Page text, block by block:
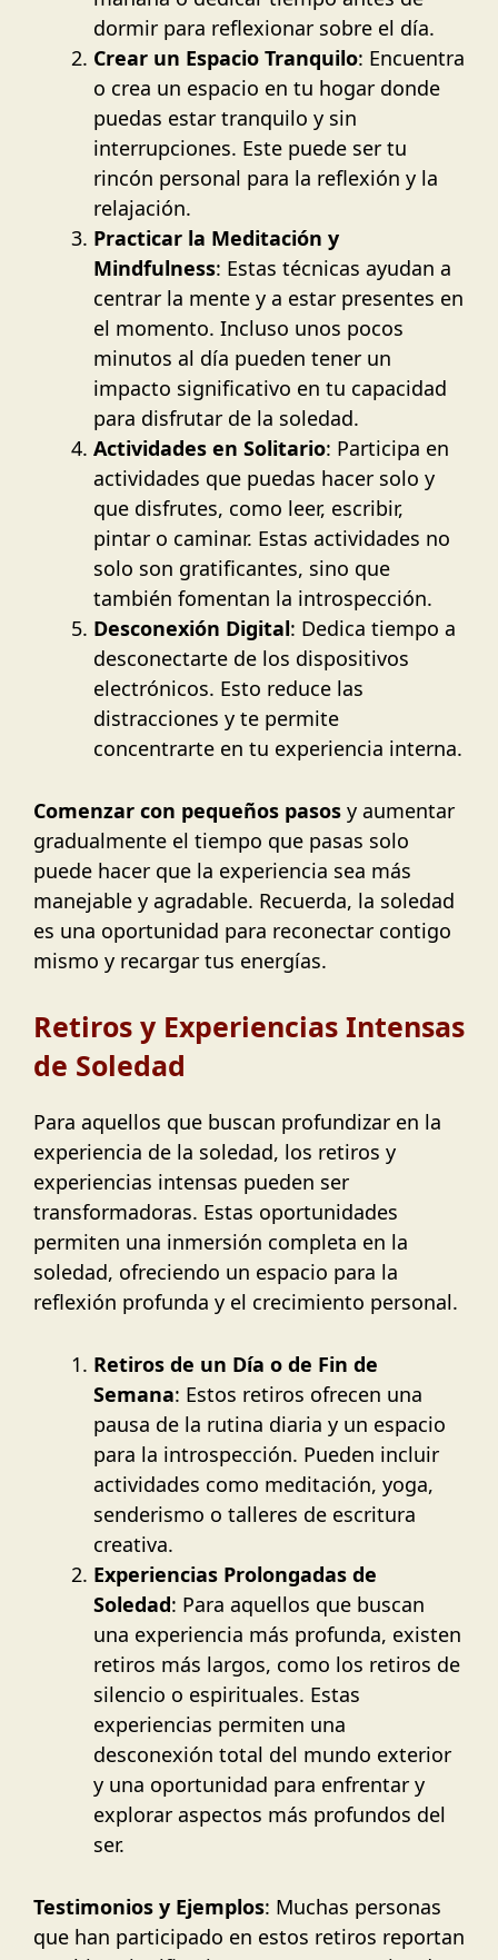
dormir para reflexionar sobre el día.
Crear un Espacio Tranquilo: Encuentra
o crea un espacio en tu hogar donde
puedas estar tranquilo y sin
interrupciones. Este puede ser tu
rincón personal para la reflexión y la
relajación.
Practicar la Meditación y
Mindfulness: Estas técnicas ayudan a
centrar la mente y a estar presentes en
el momento. Incluso unos pocos
minutos al día pueden tener un
impacto significativo en tu capacidad
para disfrutar de la soledad.
Actividades en Solitario: Participa en
actividades que puedas hacer solo y
que disfrutes, como leer, escribir,
pintar o caminar. Estas actividades no
solo son gratificantes, sino que
también fomentan la introspección.
Desconexión Digital: Dedica tiempo a
desconectarte de los dispositivos
electrónicos. Esto reduce las
distracciones y te permite
concentrarte en tu experiencia interna.
Comenzar con pequeños pasos y aumentar
gradualmente el tiempo que pasas solo
puede hacer que la experiencia sea más
manejable y agradable. Recuerda, la soledad
es una oportunidad para reconectar contigo
mismo y recargar tus energías.
Retiros y Experiencias Intensas
de Soledad
Para aquellos que buscan profundizar en la
experiencia de la soledad, los retiros y
experiencias intensas pueden ser
transformadoras. Estas oportunidades
permiten una inmersión completa en la
soledad, ofreciendo un espacio para la
reflexión profunda y el crecimiento personal.
Retiros de un Día o de Fin de
Semana: Estos retiros ofrecen una
pausa de la rutina diaria y un espacio
para la introspección. Pueden incluir
actividades como meditación, yoga,
senderismo o talleres de escritura
creativa.
Experiencias Prolongadas de
Soledad: Para aquellos que buscan
una experiencia más profunda, existen
retiros más largos, como los retiros de
silencio o espirituales. Estas
experiencias permiten una
desconexión total del mundo exterior
y una oportunidad para enfrentar y
explorar aspectos más profundos del
ser.
Testimonios y Ejemplos: Muchas personas
que han participado en estos retiros reportan